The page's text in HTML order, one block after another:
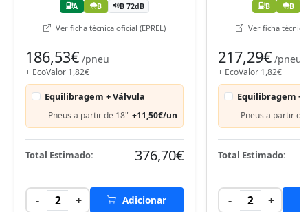
A B B 72dB
Ver ficha técnica oficial (EPREL)
186,53€ /pneu
+ EcoValor 1,82€
Equilibragem + Válvula
Pneus a partir de 18" +11,50€/un
Total Estimado: 376,70€
- 2 + Adicionar
B B
Ver ficha técnica
217,29€ /pneu
+ EcoValor 1,82€
Equilibragem +
Pneus a partir
Total Estimado:
- 2 +